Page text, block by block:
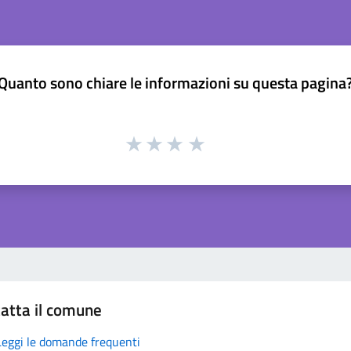
sono chiare le informazioni su questa
il comune
le domande frequenti